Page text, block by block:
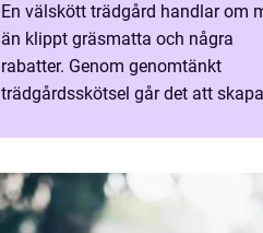
En välskött trädgård handlar om
än klippt gräsmatta och några
rabatter. Genom genomtänkt
trädgårdsskötsel går det att